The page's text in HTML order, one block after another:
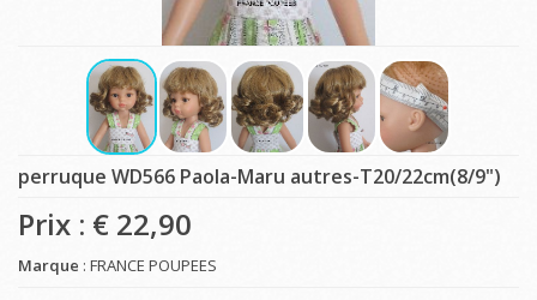
perruque WD566 Paola-Maru autres-T20/22cm(8/9")
Prix : € 22,90
Marque : FRANCE POUPEES